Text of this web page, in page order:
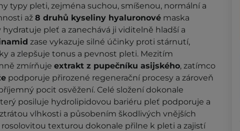
typy pleti, zejména suchou, smíšenou, normální a
až 8 druhů kyseliny hyaluronové maska
pleť a zanechává ji viditelně hladší a
zase vykazuje silné účinky proti stárnutí,
a zlepšuje tonus a pevnost pleti. Mezitím
zmírňuje extrakt z pupečníku asijského, zatímco
podporuje přirozené regenerační procesy a zároveň
pocit osvěžení. Celé složení dokonale
posiluje hydrolipidovou bariéru pleť podporuje a
vlhkosti a působením škodlivých vnějších
rosolovitou texturou dokonale přilne k pleti a zajistí